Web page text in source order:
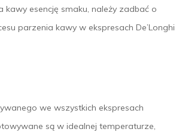
esencję smaku, należy zadbać o
parzenia kawy w ekspresach De’Longhi
we wszystkich ekspresach
są w idealnej temperaturze,